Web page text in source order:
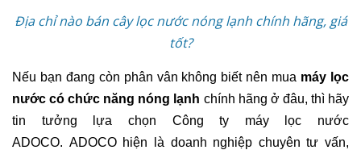
Địa chỉ nào bán cây lọc nước nóng lạnh chính hãng, giá
tốt?
Nếu bạn đang còn phân vân không biết nên mua máy lọc
nước có chức năng nóng lạnh chính hãng ở đâu, thì hãy
tin tưởng lựa chọn Công ty máy lọc nước
ADOCO. ADOCO hiện là doanh nghiệp chuyên tư vấn,